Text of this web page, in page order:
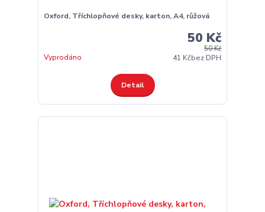
Oxford, Tříchlopňové desky, karton, A4, růžová
50 Kč
50 Kč
41 Kčbez DPH
Vyprodáno
Detail